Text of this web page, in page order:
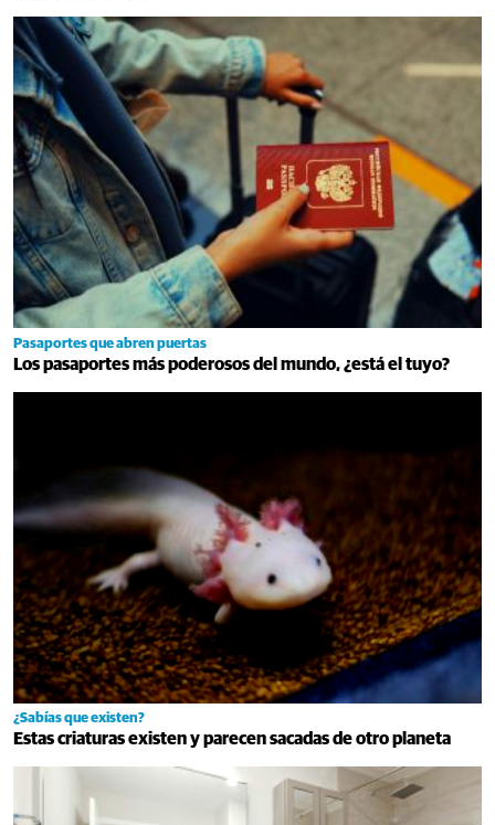
Pasaportes que abren puertas
Los pasaportes más poderosos del mundo, ¿está el tuyo?
¿Sabías que existen?
Estas criaturas existen y parecen sacadas de otro planeta